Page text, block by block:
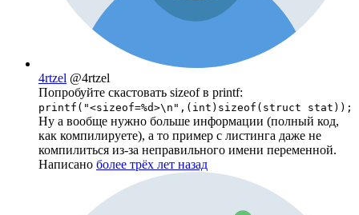
4rtzel @4rtzel
Попробуйте скастовать sizeof в printf:
printf("<sizeof=%d>\n",(int)sizeof(struct stat));
Ну а вообще нужно больше информации (полный код,
как компилируете), а то пример с листинга даже не
компилиться из-за неправильного имени переменной.
Написано более трёх лет назад